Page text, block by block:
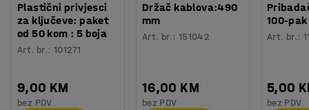
Plastični privjesci
za ključeve: paket
od 50 kom : 5 boja
Art. br.:101271
9,00 KM
bez PDV
Držač kablova:490
mm
Art. br.: 151042
16,00 KM
bez PDV
100-pak
Art. br.:
5,00
bez PDV